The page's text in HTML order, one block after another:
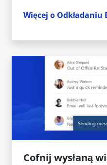
Więcej o Odkładaniu
Cofnij wysłaną